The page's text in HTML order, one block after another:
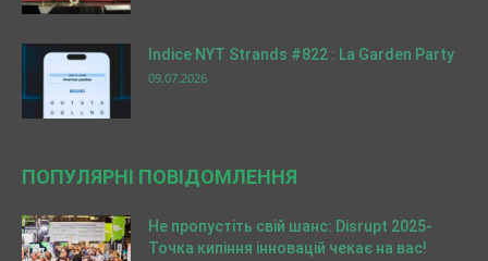
Indice NYT Strands #822 : La Garden Party
09.07.2026
ПОПУЛЯРНІ ПОВІДОМЛЕННЯ
Не пропустіть свій шанс: Disrupt 2025-
Точка кипіння інновацій чекає на вас!